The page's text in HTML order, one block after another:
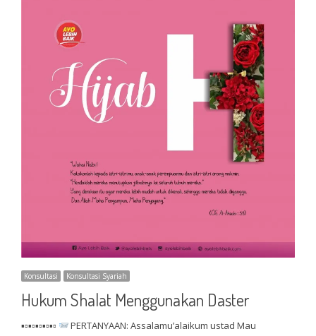
Konsultasi Konsultasi Syariah
Hukum Shalat Menggunakan Daster
▪▫▪▫▪▫▪▫▪▫ PERTANYAAN: Assalamu’alaikum ustad Mau